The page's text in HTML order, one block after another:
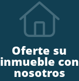
Oferte su
inmueble con
nosotros